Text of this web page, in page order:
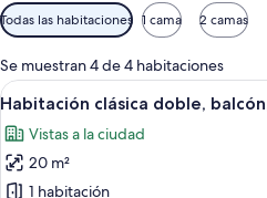
Filtros
disponibles
para
las
habitaciones
Todas las habitaciones 1 cama 2 camas
Se muestran 4 de 4 habitaciones
Abrir
todas
las
fotos
9
Habitación clásica doble,
Vistas a la ciudad
20 m²
1 habitación